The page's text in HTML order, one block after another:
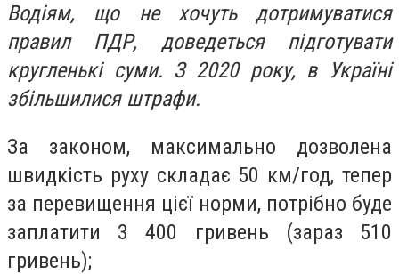
Водіям, що не хочуть дотримуватися
правил ПДР, доведеться підготувати
кругленькі суми. З 2020 року, в Україні
збільшилися штрафи.
За законом, максимально дозволена
швидкість руху складає 50 км/год, тепер
за перевищення цієї норми, потрібно буде
заплатити 3 400 гривень (зараз 510
гривень);